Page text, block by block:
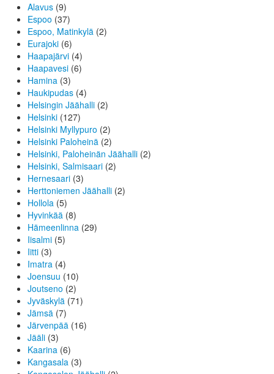
Alavus (9)
Espoo (37)
Espoo, Matinkylä (2)
Eurajoki (6)
Haapajärvi (4)
Haapavesi (6)
Hamina (3)
Haukipudas (4)
Helsingin Jäähalli (2)
Helsinki (127)
Helsinki Myllypuro (2)
Helsinki Paloheinä (2)
Helsinki, Paloheinän Jäähalli (2)
Helsinki, Salmisaari (2)
Hernesaari (3)
Herttoniemen Jäähalli (2)
Hollola (5)
Hyvinkää (8)
Hämeenlinna (29)
Iisalmi (5)
Iitti (3)
Imatra (4)
Joensuu (10)
Joutseno (2)
Jyväskylä (71)
Jämsä (7)
Järvenpää (16)
Jääli (3)
Kaarina (6)
Kangasala (3)